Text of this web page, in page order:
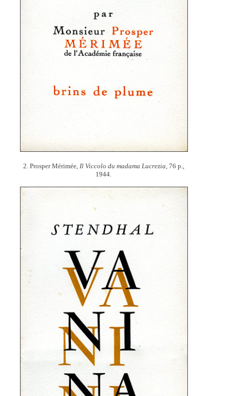
2. Prosper Mérimée, Il Viccolo du madama Lucrezia,76 p.,
1944.